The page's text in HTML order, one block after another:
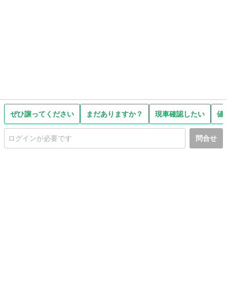
ぜひ譲ってください まだありますか？ 現車確認したい 値
問合せ